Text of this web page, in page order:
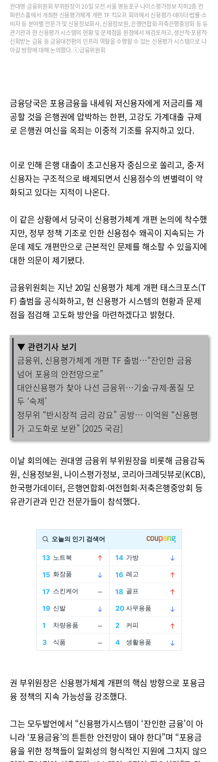
권대영 금융위원회 부위원장이 20일 오전 서울 영등포구 나이스평가정보 지하2층 컨
퍼런스홀에서 개최한 신용평가체계 개편 TF 킥오프 회의에서 신용평가·데이터·법률·소
비자 등 분야별 전문가 및 신용정보회사, 신용정보원, 은행연합회·저축은행중앙회 등 유
관기관과 현 신용평가 시스템의 현황 및 문제점을 원점에서 재검토하고, 생산적·포용적·
신회받는 금융 등 금융대전환의 인프라 역할을 수행할 수 있는 신용평가 시스템으로 나
아갈 방향에 대해 논의했다. ⓒ금융위원회
금융당국은 포용금융을 내세워 저신용자에게 저금리를 제
공할 것을 은행권에 압박하는 한편, 고강도 가계대출 규제
로 은행권 여신을 옥죄는 이중적 기조를 유지하고 있다.
이로 인해 은행 대출이 초고신용자 중심으로 쏠리고, 중·저
신용자는 구조적으로 배제되면서 신용점수의 변별력이 약
화되고 있다는 지적이 나온다.
이 같은 상황에서 당국이 신용평가체계 개편 논의에 착수했
지만, 정부 정책 기조로 인한 신용점수 왜곡이 지속되는 가
운데 제도 개편만으로 근본적인 문제를 해소할 수 있을지에
대한 의문이 제기됐다.
금융위원회는 지난 20일 신용평가 체계 개편 태스크포스(T
F) 출범을 공식화하고, 현 신용평가 시스템의 현황과 문제
점을 점검해 고도화 방안을 마련하겠다고 밝혔다.
▼ 관련기사 보기
금융위, 신용평가체계 개편 TF 출범…“잔인한 금융
넘어 포용의 안전망으로”
대안신용평가 찾아 나선 금융위…기술·규제·품질 모
두 ‘숙제’
정무위 “반시장적 금리 강요” 공방… 이억원 “신용평
가 고도화로 보완” [2025 국감]
이날 회의에는 권대영 금융위 부위원장을 비롯해 금융감독
원, 신용정보원, 나이스평가정보, 코리아크레딧뷰로(KCB),
한국평가데이터, 은행연합회·여전협회·저축은행중앙회 등
유관기관과 민간 전문가들이 참석했다.
권 부위원장은 신용평가체계 개편의 핵심 방향으로 포용금
융 정책의 지속 가능성을 강조했다.
그는 모두발언에서 “신용평가시스템이 ‘잔인한 금융’이 아
니라 ‘포용금융’의 튼튼한 안전망이 돼야 한다”며 “포용금
융을 위한 정책들이 일회성의 형식적인 지원에 그치지 않으